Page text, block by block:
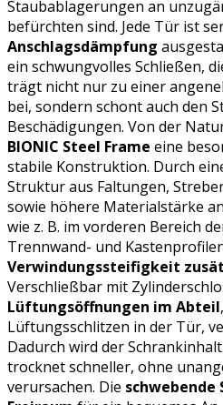
Staubablagerungen an
befürchten sind. Jede Tür ist
Anschlagsdämpfung
ein schwungvolles Schließen,
trägt nicht nur zu einer
bei, sondern schont auch den
Beschädigungen. Von der
BIONIC Steel Frame eine
stabile Konstruktion. Durch
Struktur aus Faltungen,
sowie höhere Materialstärke
wie z. B. im vorderen Bereich
Trennwand- und
Verwindungssteifigkeit
Verschließbar mit
Lüftungsöffnungen im Abteil
Lüftungsschlitzen in der Tür,
Dadurch wird der
trocknet schneller, ohne
verursachen. Die schwebende